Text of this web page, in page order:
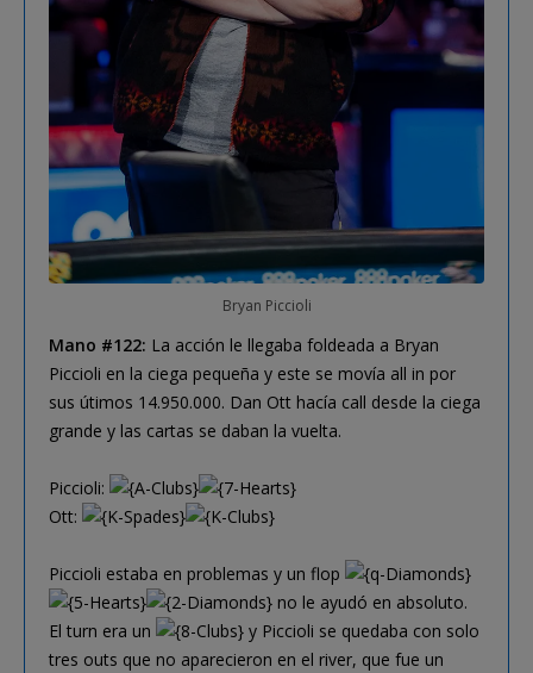
Bryan Piccioli
Mano #122: La acción le llegaba foldeada a Bryan
Piccioli en la ciega pequeña y este se movía all in por
sus útimos 14.950.000. Dan Ott hacía call desde la ciega
grande y las cartas se daban la vuelta.
Piccioli:
Ott:
Piccioli estaba en problemas y un flop
no le ayudó en absoluto.
El turn era un
y Piccioli se quedaba con solo
tres outs que no aparecieron en el river, que fue un